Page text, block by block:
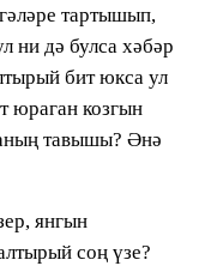
тартышып,
ни дә булса хәбәр
бит юкса ул
юраган козгын
тавышы? Әнә
янгын
соң үзе?